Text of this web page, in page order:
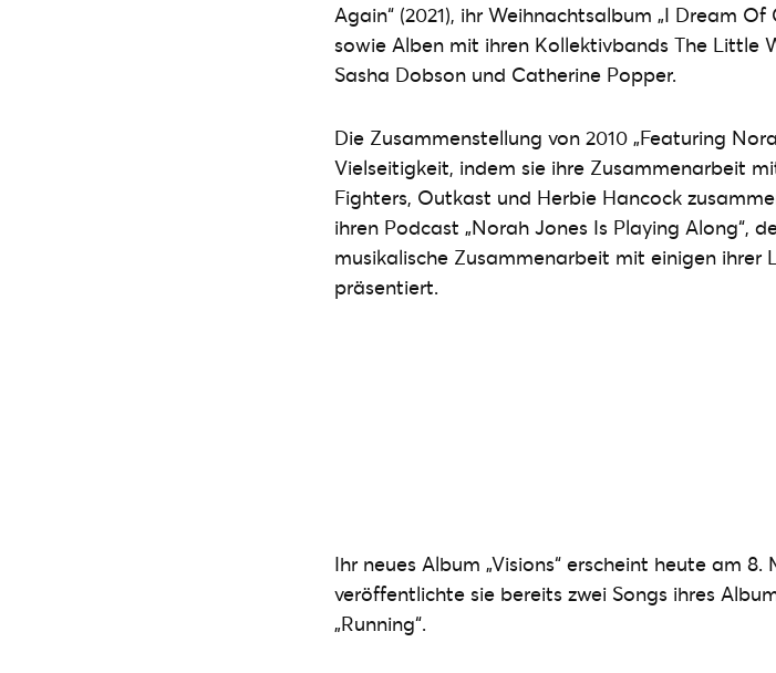
Again“ (2021), ihr Weihnachtsalbum „I Dream Of
sowie Alben mit ihren Kollektivbands The Little
Sasha Dobson und Catherine Popper.
Die Zusammenstellung von 2010 „Featuring
Vielseitigkeit, indem sie ihre Zusammenarbeit
Fighters, Outkast und Herbie Hancock
ihren Podcast „Norah Jones Is Playing Along“,
musikalische Zusammenarbeit mit einigen ihrer
präsentiert.
Ihr neues Album „Visions“ erscheint heute am
veröffentlichte sie bereits zwei Songs ihres
„Running“.